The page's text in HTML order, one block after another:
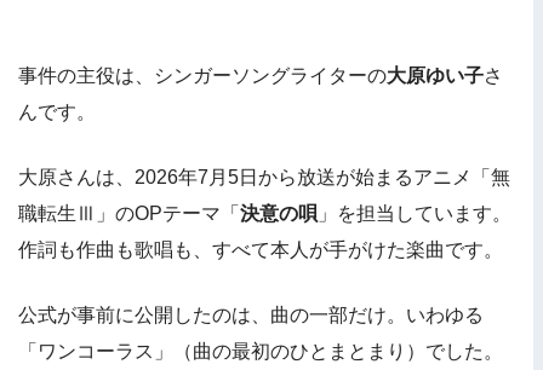
事件の主役は、シンガーソングライターの大原ゆい子さ
んです。
大原さんは、2026年7月5日から放送が始まるアニメ「無
職転生Ⅲ」のOPテーマ「 決意の唄 」を担当しています。
作詞も作曲も歌唱も、すべて本人が手がけた楽曲です。
公式が事前に公開したのは、曲の一部だけ。いわゆる
「ワンコーラス」（曲の最初のひとまとまり）でした。